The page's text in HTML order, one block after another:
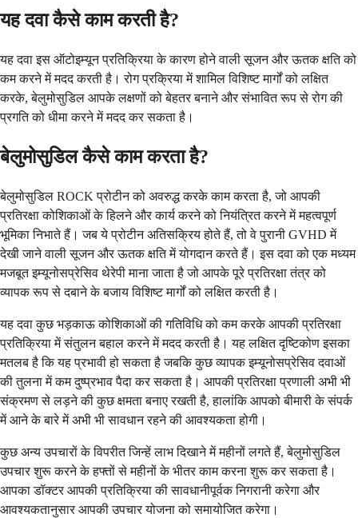
यह दवा कैसे काम करती है?
यह दवा इस ऑटोइम्यून प्रतिक्रिया के कारण होने वाली सूजन और ऊतक क्षति को
कम करने में मदद करती है। रोग प्रक्रिया में शामिल विशिष्ट मार्गों को लक्षित
करके, बेलुमोसुडिल आपके लक्षणों को बेहतर बनाने और संभावित रूप से रोग की
प्रगति को धीमा करने में मदद कर सकता है।
बेलुमोसुडिल कैसे काम करता है?
बेलुमोसुडिल ROCK प्रोटीन को अवरुद्ध करके काम करता है, जो आपकी
प्रतिरक्षा कोशिकाओं के हिलने और कार्य करने को नियंत्रित करने में महत्वपूर्ण
भूमिका निभाते हैं। जब ये प्रोटीन अतिसक्रिय होते हैं, तो वे पुरानी GVHD में
देखी जाने वाली सूजन और ऊतक क्षति में योगदान करते हैं। इस दवा को एक मध्यम
मजबूत इम्यूनोसप्रेसिव थेरेपी माना जाता है जो आपके पूरे प्रतिरक्षा तंत्र को
व्यापक रूप से दबाने के बजाय विशिष्ट मार्गों को लक्षित करती है।
यह दवा कुछ भड़काऊ कोशिकाओं की गतिविधि को कम करके आपकी प्रतिरक्षा
प्रतिक्रिया में संतुलन बहाल करने में मदद करती है। यह लक्षित दृष्टिकोण इसका
मतलब है कि यह प्रभावी हो सकता है जबकि कुछ व्यापक इम्यूनोसप्रेसिव दवाओं
की तुलना में कम दुष्प्रभाव पैदा कर सकता है। आपकी प्रतिरक्षा प्रणाली अभी भी
संक्रमण से लड़ने की कुछ क्षमता बनाए रखती है, हालांकि आपको बीमारी के संपर्क
में आने के बारे में अभी भी सावधान रहने की आवश्यकता होगी।
कुछ अन्य उपचारों के विपरीत जिन्हें लाभ दिखाने में महीनों लगते हैं, बेलुमोसुडिल
उपचार शुरू करने के हफ्तों से महीनों के भीतर काम करना शुरू कर सकता है।
आपका डॉक्टर आपकी प्रतिक्रिया की सावधानीपूर्वक निगरानी करेगा और
आवश्यकतानुसार आपकी उपचार योजना को समायोजित करेगा।